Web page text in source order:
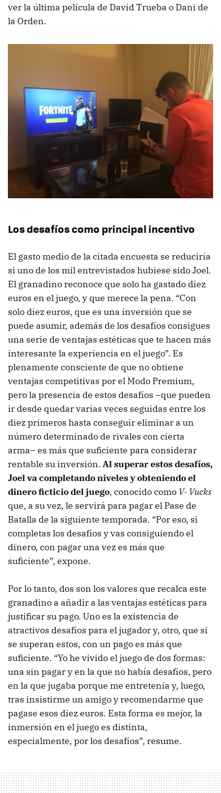
ver la última película de David Trueba o Dani de
la Orden.
Los desafíos como principal incentivo
El gasto medio de la citada encuesta se reduciría
si uno de los mil entrevistados hubiese sido Joel.
El granadino reconoce que solo ha gastado diez
euros en el juego, y que merece la pena. “Con
solo diez euros, que es una inversión que se
puede asumir, además de los desafíos consigues
una serie de ventajas estéticas que te hacen más
interesante la experiencia en el juego”. Es
plenamente consciente de que no obtiene
ventajas competitivas por el Modo Premium,
pero la presencia de estos desafíos –que pueden
ir desde quedar varias veces seguidas entre los
diez primeros hasta conseguir eliminar a un
número determinado de rivales con cierta
arma– es más que suficiente para considerar
rentable su inversión. Al superar estos desafíos,
Joel va completando niveles y obteniendo el
dinero ficticio del juego, conocido como V- Vucks
que, a su vez, le servirá para pagar el Pase de
Batalla de la siguiente temporada. “Por eso, si
completas los desafíos y vas consiguiendo el
dinero, con pagar una vez es más que
suficiente”, expone.
Por lo tanto, dos son los valores que recalca este
granadino a añadir a las ventajas estéticas para
justificar su pago. Uno es la existencia de
atractivos desafíos para el jugador y, otro, que si
se superan estos, con un pago es más que
suficiente. “Yo he vivido el juego de dos formas:
una sin pagar y en la que no había desafíos, pero
en la que jugaba porque me entretenía y, luego,
tras insistirme un amigo y recomendarme que
pagase esos diez euros. Esta forma es mejor, la
inmersión en el juego es distinta,
especialmente, por los desafíos”, resume.